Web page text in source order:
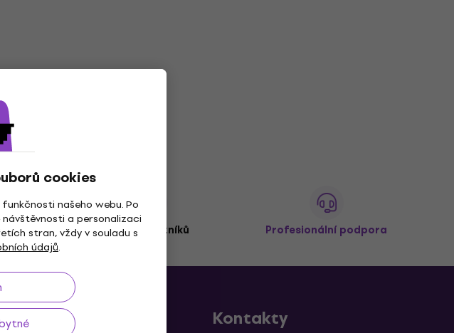
cookies
našeho webu. Po
návštěvnosti a personalizaci
stran, vždy v souladu s
údajů.
2 500 Kč 3M+ zákazníků Profesionální podpora
Kontakty